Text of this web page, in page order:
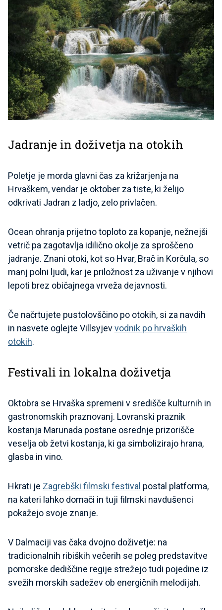
Jadranje in doživetja na otokih
Poletje je morda glavni čas za križarjenja na
Hrvaškem, vendar je oktober za tiste, ki želijo
odkrivati Jadran z ladjo, zelo privlačen.
Ocean ohranja prijetno toploto za kopanje, nežnejši
vetrič pa zagotavlja idilično okolje za sproščeno
jadranje. Znani otoki, kot so Hvar, Brač in Korčula, so
manj polni ljudi, kar je priložnost za uživanje v njihovi
lepoti brez običajnega vrveža dejavnosti.
Če načrtujete pustolovščino po otokih, si za navdih
in nasvete oglejte Villsyjevvodnik po hrvaških
otokih.
Festivali in lokalna doživetja
Oktobra se Hrvaška spremeni v središče kulturnih in
gastronomskih praznovanj. Lovranski praznik
kostanja Marunada postane osrednje prizorišče
veselja ob žetvi kostanja, ki ga simbolizirajo hrana,
glasba in vino.
Hkrati je Zagrebški filmski festival postal platforma,
na kateri lahko domači in tuji filmski navdušenci
pokažejo svoje znanje.
V Dalmaciji vas čaka dvojno doživetje: na
tradicionalnih ribiških večerih se poleg predstavitve
pomorske dediščine regije strežejo tudi pojedine iz
svežih morskih sadežev ob energičnih melodijah.